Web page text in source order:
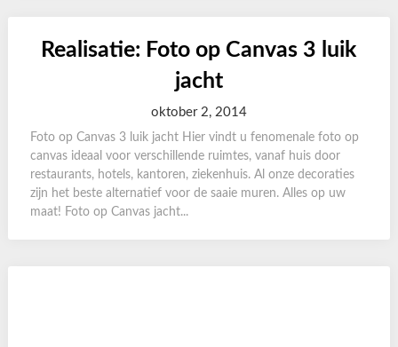
Realisatie: Foto op Canvas 3 luik
jacht
oktober 2, 2014
Foto op Canvas 3 luik jacht Hier vindt u fenomenale foto op
canvas ideaal voor verschillende ruimtes, vanaf huis door
restaurants, hotels, kantoren, ziekenhuis. Al onze decoraties
zijn het beste alternatief voor de saaie muren. Alles op uw
maat! Foto op Canvas jacht...